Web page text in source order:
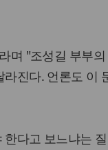
며 "조성길 부부
진다. 언론도 이
다고 보느냐는